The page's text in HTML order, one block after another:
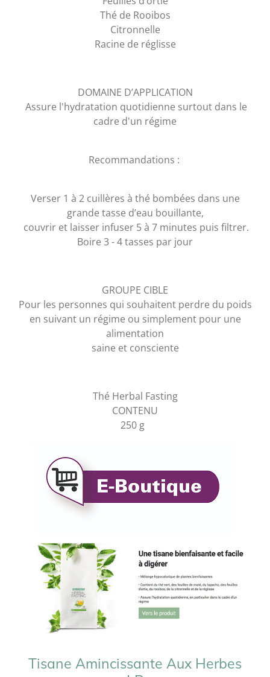
Thé de Rooibos
Citronnelle
Racine de réglisse
DOMAINE D’APPLICATION
Assure l'hydratation quotidienne surtout dans le
cadre d'un régime
Recommandations :
Verser 1 à 2 cuillères à thé bombées dans une
grande tasse d’eau bouillante,
couvrir et laisser infuser 5 à 7 minutes puis filtrer.
Boire 3 - 4 tasses par jour
GROUPE CIBLE
Pour les personnes qui souhaitent perdre du poids
en suivant un régime ou simplement pour une
alimentation
saine et consciente
Thé Herbal Fasting
CONTENU
250 g
Tisane Amincissante Aux Herbes